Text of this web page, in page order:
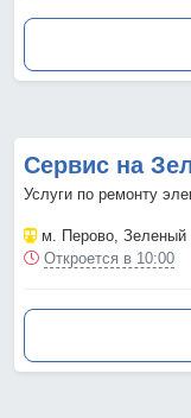
Сервис на
Услуги по ремонту
м. Перово, Зеленый
Откроется в 10:00